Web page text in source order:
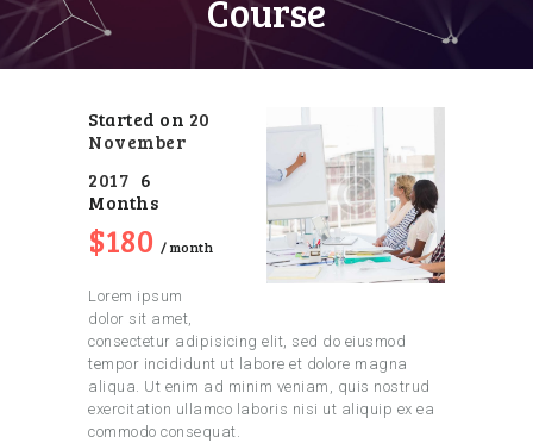
Course
CONTACT
Started on 20
November
2017 6
Months
$180 month
Lorem ipsum
dolor sit amet,
consectetur adipisicing elit, sed do eiusmod
tempor incididunt ut labore et dolore magna
aliqua. Ut enim ad minim veniam, quis nostrud
exercitation ullamco laboris nisi ut aliquip ex ea
commodo consequat.